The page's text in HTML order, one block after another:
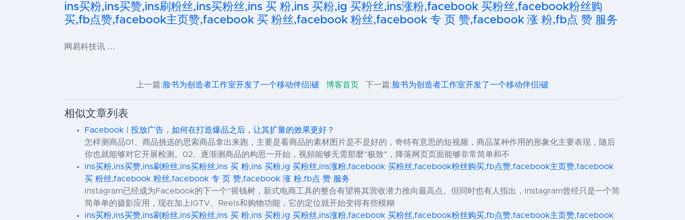
ins买粉,ins买赞,ins刷粉丝,ins买粉丝,ins 买 粉,ins 买粉,ig 买粉丝,ins涨粉,facebook 买粉丝,facebook粉丝购
买,fb点赞,facebook主页赞,facebook 买 粉丝,facebook 粉丝,facebook 专 页 赞,facebook 涨 粉,fb点 赞 服务
网易科技讯 …
上一篇:脸书为创造者工作室开发了一个移动伴侣|破 博客首页 下一篇:脸书为创造者工作室开发了一个移动伴侣|破
相似文章列表
Facebook | 投放广告，如何在打造爆品之后，让其扩量的效果更好？
怎样测商品01、商品挑选的思索商品拿出来跑，主要是看商品的素材图片是不是好的，奇特有意思的短视频，商品某种作用的形象化主要表现，随后
你也就能够对它开展检测。02、逐渐测商品的构思一开始，视頻能够无需那麼"极致"，降落网页页面能够非常简单和不
ins买粉,ins买赞,ins刷粉丝,ins买粉丝,ins 买 粉,ins 买粉,ig 买粉丝,ins涨粉,facebook 买粉丝,facebook粉丝购买,fb点赞,facebook主页赞,facebook
买 粉丝,facebook 粉丝,facebook 专 页 赞,facebook 涨 粉,fb点 赞 服务
Instagram已经成为Facebook的下一个“摇钱树，新式电商工具的整合有望将其营收潜力推向最高点。但同时也有人指出，Instagram曾经只是一个简
简单单的摄影应用，现在加上IGTV、Reels和购物功能，它的定位就开始变得有些模糊
ins买粉,ins买赞,ins刷粉丝,ins买粉丝,ins 买 粉,ins 买粉,ig 买粉丝,ins涨粉,facebook 买粉丝,facebook粉丝购买,fb点赞,facebook主页赞,facebook